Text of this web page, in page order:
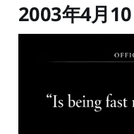
2003年4月